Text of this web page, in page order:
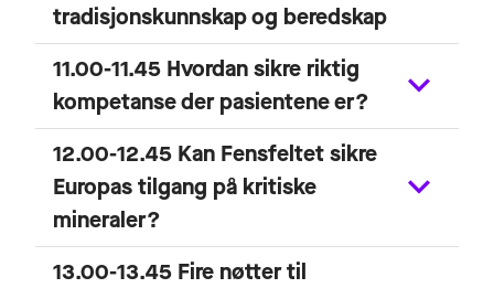
tradisjonskunnskap og beredskap
11.00-11.45 Hvordan sikre riktig
kompetanse der pasientene er?
12.00-12.45 Kan Fensfeltet sikre
Europas tilgang på kritiske
mineraler?
13.00-13.45 Fire nøtter til